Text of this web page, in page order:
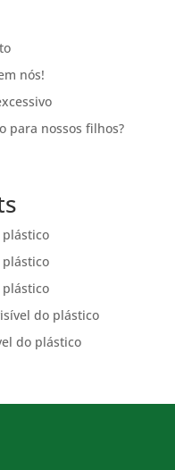
nós!
para nossos filhos?
do plástico
do plástico